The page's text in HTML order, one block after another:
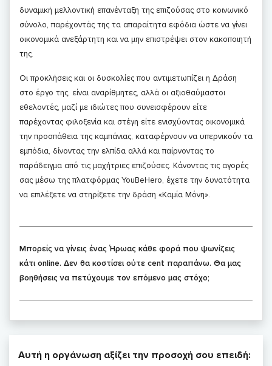
δυναμική μελλοντική επανένταξη της επιζούσας στο κοινωνικό
σύνολο, παρέχοντάς της τα απαραίτητα εφόδια ώστε να γίνει
οικονομικά ανεξάρτητη και να μην επιστρέψει στον κακοποιητή
της.
Οι προκλήσεις και οι δυσκολίες που αντιμετωπίζει η Δράση
στο έργο της, είναι αναρίθμητες, αλλά οι αξιοθαύμαστοι
εθελοντές, μαζί με ιδιώτες που συνεισφέρουν είτε
παρέχοντας φιλοξενία και στέγη είτε ενισχύοντας οικονομικά
την προσπάθεια της καμπάνιας, καταφέρνουν να υπερνικούν τα
εμπόδια, δίνοντας την ελπίδα αλλά και παίρνοντας το
παράδειγμα από τις μαχήτριες επιζούσες. Κάνοντας τις αγορές
σας μέσω της πλατφόρμας YouBeHero, έχετε την δυνατότητα
να επιλέξετε να στηρίξετε την δράση «Καμία Μόνη».
Μπορείς να γίνεις ένας Ήρωας κάθε φορά που ψωνίζεις
κάτι online. Δεν θα κοστίσει ούτε cent παραπάνω. Θα μας
βοηθήσεις να πετύχουμε τον επόμενο μας στόχο;
Αυτή η οργάνωση αξίζει την προσοχή σου επειδή: